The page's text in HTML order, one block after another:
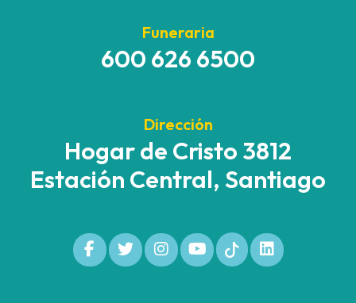
Funeraria
600 626 6500
Dirección
Hogar de Cristo 3812
Estación Central, Santiago